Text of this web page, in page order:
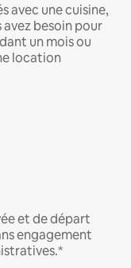
avec une cuisine,
besoin pour
un mois ou
location
et de départ
engagement